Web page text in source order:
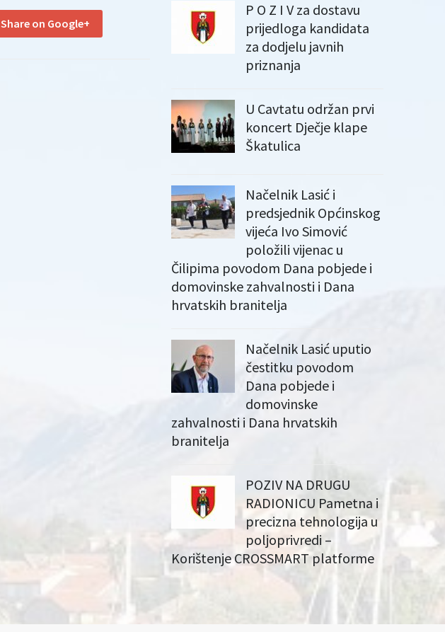
Share on Google+
P O Z I V za dostavu
prijedloga kandidata
za dodjelu javnih
priznanja
U Cavtatu održan prvi
koncert Dječje klape
Škatulica
Načelnik Lasić i
predsjednik Općinskog
vijeća Ivo Simović
položili vijenac u
Čilipima povodom Dana pobjede i
domovinske zahvalnosti i Dana
hrvatskih branitelja
Načelnik Lasić uputio
čestitku povodom
Dana pobjede i
domovinske
zahvalnosti i Dana hrvatskih
branitelja
POZIV NA DRUGU
RADIONICU Pametna i
precizna tehnologija u
poljoprivredi –
Korištenje CROSSMART platforme